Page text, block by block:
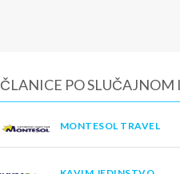
ČLANICE PO SLUČAJNOM
MONTESOL TRAVEL